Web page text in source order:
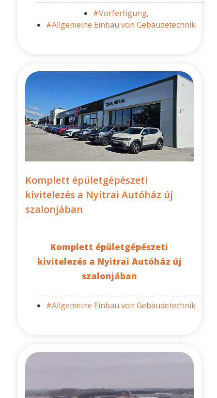
#Vorfertigung,
#Allgemeine Einbau von Gebäudetechnik
Komplett épületgépészeti
kivitelezés a Nyitrai Autóház új
szalonjában
Komplett épületgépészeti
kivitelezés a Nyitrai Autóház új
szalonjában
#Allgemeine Einbau von Gebäudetechnik